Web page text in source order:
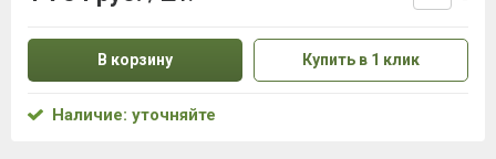
В корзину Купить в 1 клик
Наличие: уточняйте